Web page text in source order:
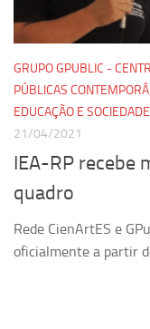
Ano Sabático
Daniel
Programas
GRUPO GPUBLIC -
PÚBLICAS
EDUCAÇÃO E
21/04/2021
IEA-RP recebe
quadro
Rede CienArtES e
oficialmente a partir